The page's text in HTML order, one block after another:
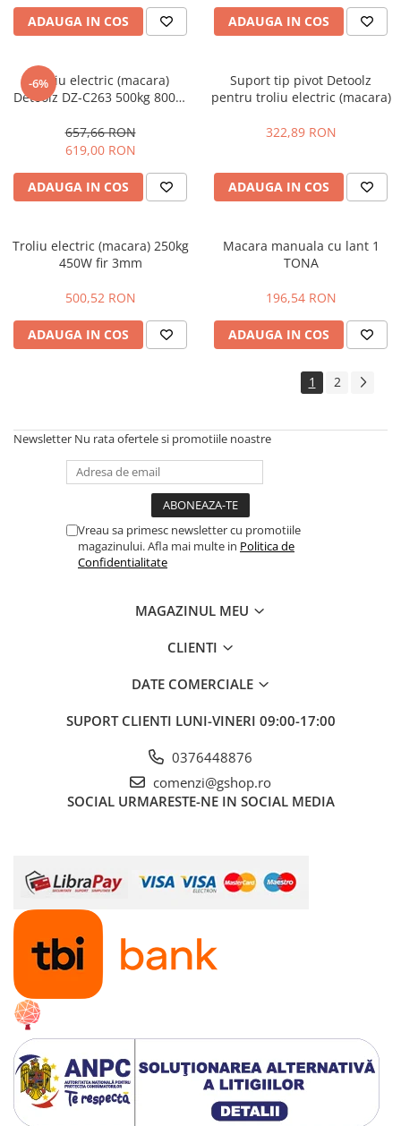
ADAUGA IN COS ADAUGA IN COS
-6%
Troliu electric (macara)
Detoolz DZ-C263 500kg 800W
657,66 RON
619,00 RON
ADAUGA IN COS
Suport tip pivot Detoolz
pentru troliu electric (macara)
322,89 RON
ADAUGA IN COS
Troliu electric (macara) 250kg
450W fir 3mm
500,52 RON
ADAUGA IN COS
Macara manuala cu lant 1
TONA
196,54 RON
ADAUGA IN COS
1 2
Newsletter Nu rata ofertele si promotiile noastre
Vreau sa primesc newsletter cu promotiile
magazinului. Afla mai multe in Politica de
Confidentialitate
MAGAZINUL MEU
CLIENTI
DATE COMERCIALE
SUPORT CLIENTI LUNI-VINERI 09:00-17:00
0376448876
comenzi@gshop.ro
SOCIAL URMARESTE-NE IN SOCIAL MEDIA